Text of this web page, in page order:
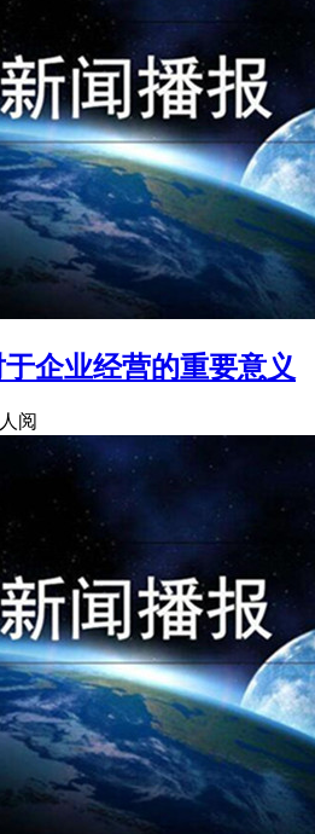
企业经营的重要意义
阅